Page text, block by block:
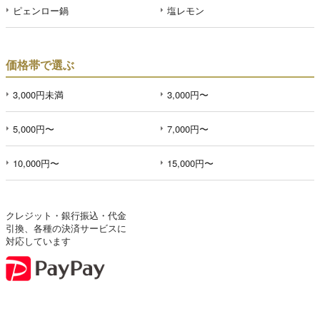
ピェンロー鍋 塩レモン
価格帯で選ぶ
3,000円未満 3,000円〜
5,000円〜 7,000円〜
10,000円〜 15,000円〜
クレジット・銀行振込・代金
引換、各種の決済サービスに
対応しています